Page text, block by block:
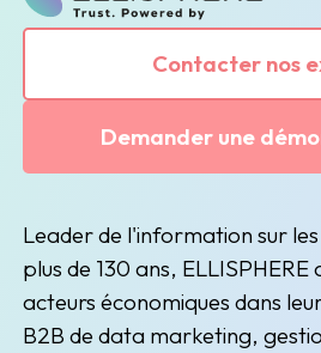
Contacter nos
Demander une
Leader de l'information sur
plus de 130 ans,
acteurs économiques dans
B2B de data marketing,